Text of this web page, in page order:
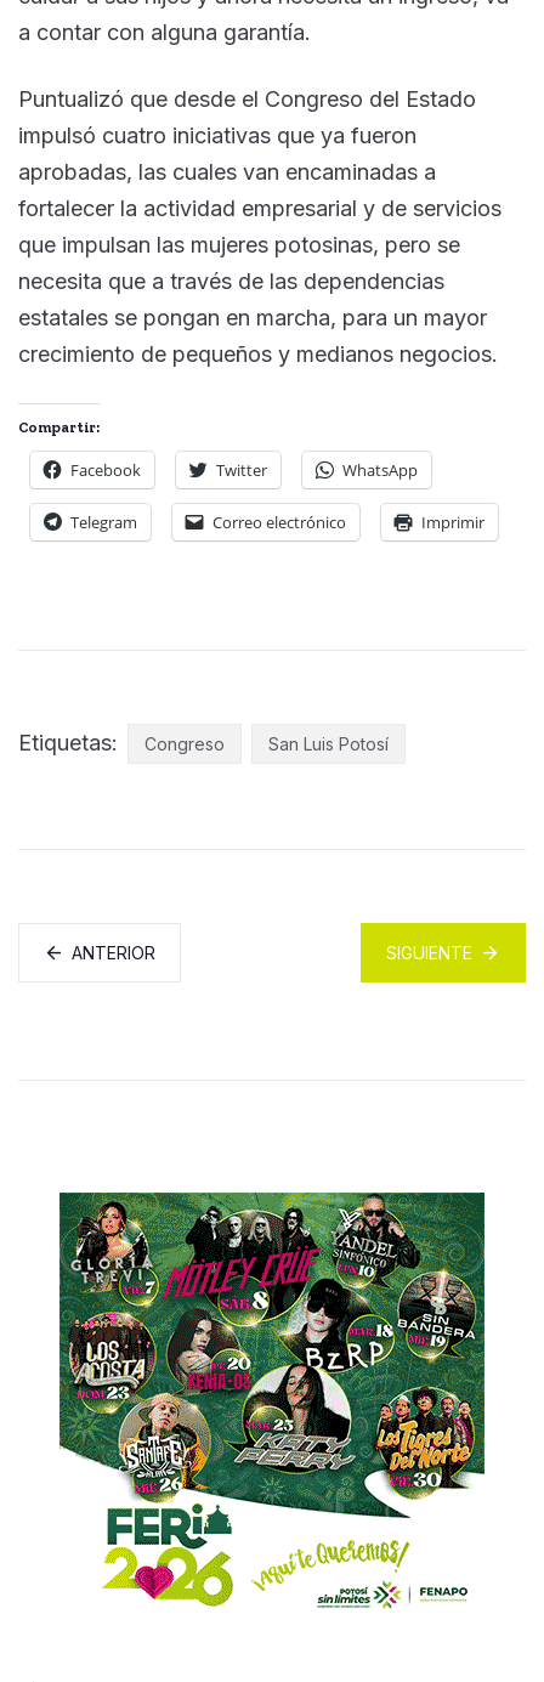
a contar con alguna garantía.
Puntualizó que desde el Congreso del Estado
impulsó cuatro iniciativas que ya fueron
aprobadas, las cuales van encaminadas a
fortalecer la actividad empresarial y de servicios
que impulsan las mujeres potosinas, pero se
necesita que a través de las dependencias
estatales se pongan en marcha, para un mayor
crecimiento de pequeños y medianos negocios.
Compartir:
Facebook Twitter WhatsApp
Telegram Correo electrónico Imprimir
Etiquetas: Congreso San Luis Potosí
ANTERIOR SIGUIENTE